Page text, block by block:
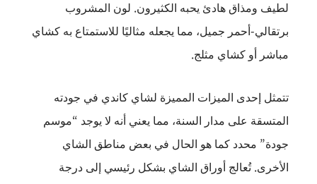
لطيف ومذاق هادئ يحبه الكثيرون. لون المشروب
برتقالي-أحمر جميل، مما يجعله مثاليًا للاستمتاع به كشاي
مباشر أو كشاي مثلج.
تتمثل إحدى الميزات المميزة لشاي كاندي في جودته
المتسقة على مدار السنة، مما يعني أنه لا يوجد “موسم
جودة” محدد كما هو الحال في بعض مناطق الشاي
الأخرى. تُعالج أوراق الشاي بشكل رئيسي إلى درجة